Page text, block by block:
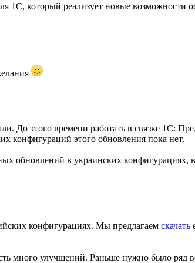
1С, который реализует новые
До этого времени работать в связке 1С:
конфигураций этого обновления пока нет.
обновлений в украинских конфигурациях,
конфигурациях. Мы предлагаем скачать
много улучшений. Раньше нужно было ряд